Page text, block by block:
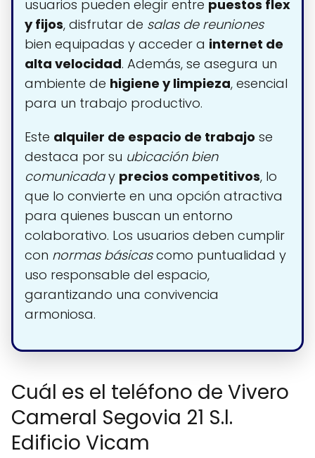
usuarios pueden elegir entre puestos flex
y fijos, disfrutar de salas de reuniones
bien equipadas y acceder a internet de
alta velocidad. Además, se asegura un
ambiente de higiene y limpieza, esencial
para un trabajo productivo.
Este alquiler de espacio de trabajo se
destaca por su ubicación bien
comunicaday precios competitivos, lo
que lo convierte en una opción atractiva
para quienes buscan un entorno
colaborativo. Los usuarios deben cumplir
con normas básicascomo puntualidad y
uso responsable del espacio,
garantizando una convivencia
armoniosa.
Cuál es el teléfono de Vivero
Cameral Segovia 21 S.l.
Edificio Vicam